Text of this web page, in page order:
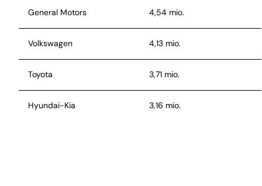
General Motors 4,54 mio.
Volkswagen 4,13 mio.
Toyota 3,71 mio.
Hyundai-Kia 3,16 mio.